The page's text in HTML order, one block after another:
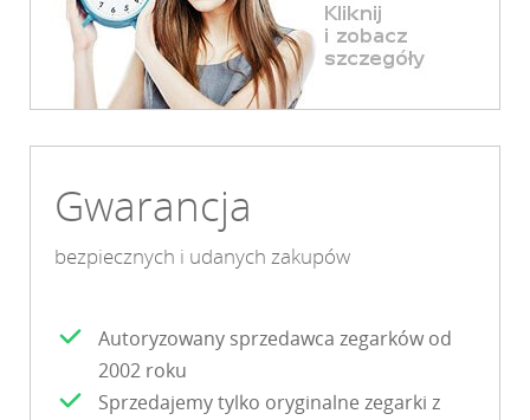
Gwarancja
bezpiecznych i udanych zakupów
Autoryzowany sprzedawca zegarków od
2002 roku
Sprzedajemy tylko oryginalne zegarki z